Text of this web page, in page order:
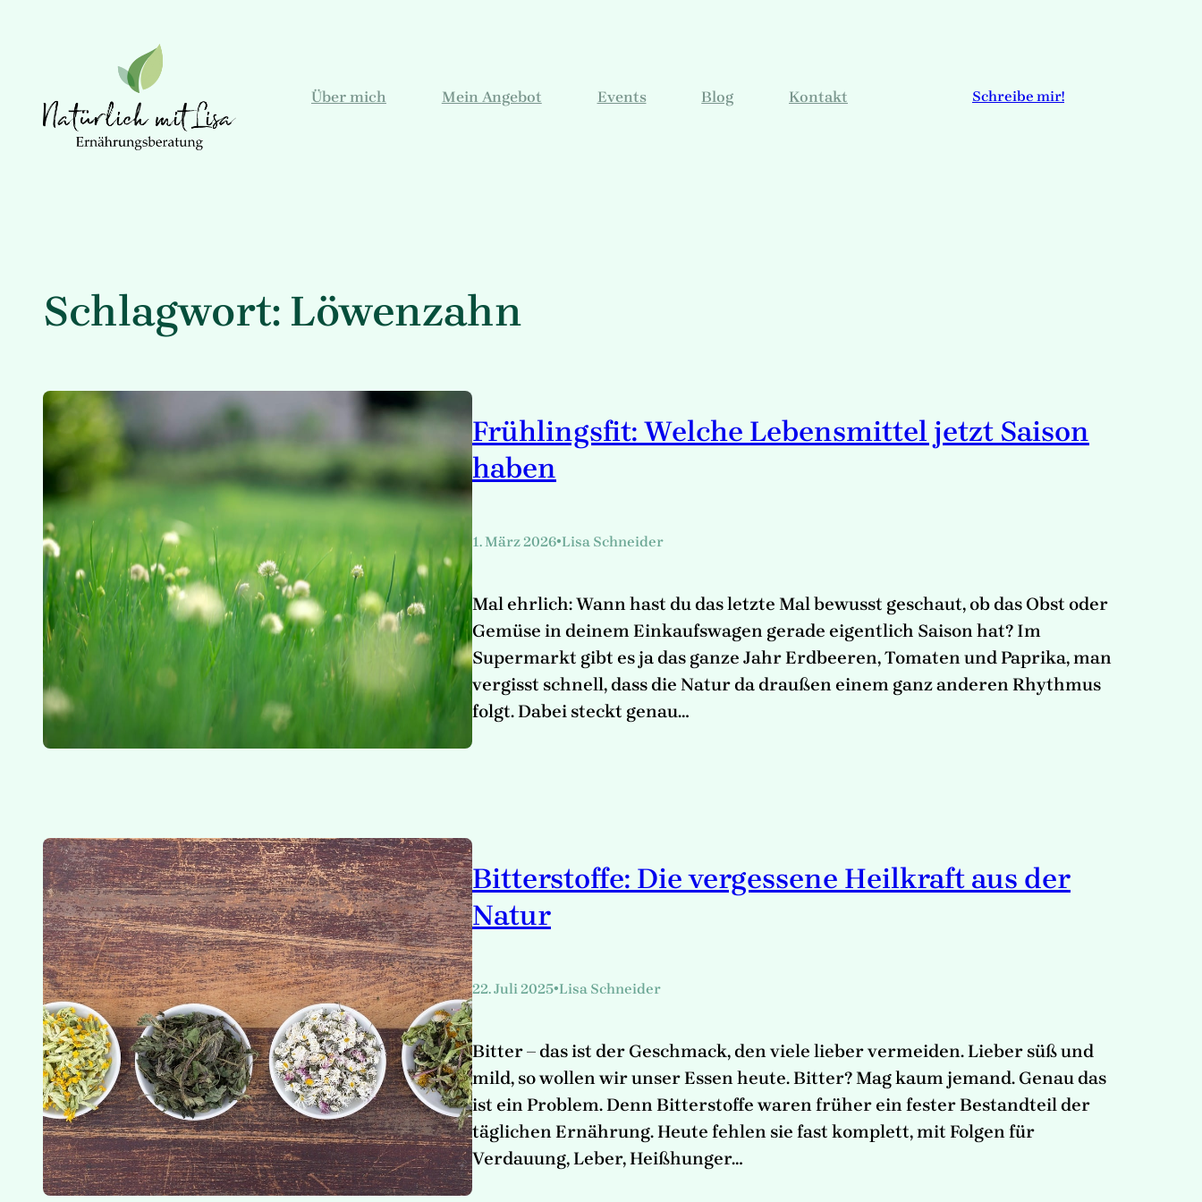
Über mich Mein Angebot Events Blog Kontakt Schreibe mir!
Schlagwort: Löwenzahn
Frühlingsfit: Welche Lebensmittel jetzt Saison
haben
1. März 2026•Lisa Schneider
Mal ehrlich: Wann hast du das letzte Mal bewusst geschaut, ob das Obst oder
Gemüse in deinem Einkaufswagen gerade eigentlich Saison hat? Im
Supermarkt gibt es ja das ganze Jahr Erdbeeren, Tomaten und Paprika, man
vergisst schnell, dass die Natur da draußen einem ganz anderen Rhythmus
folgt. Dabei steckt genau…
Bitterstoffe: Die vergessene Heilkraft aus der
Natur
22. Juli 2025•Lisa Schneider
Bitter – das ist der Geschmack, den viele lieber vermeiden. Lieber süß und
mild, so wollen wir unser Essen heute. Bitter? Mag kaum jemand. Genau das
ist ein Problem. Denn Bitterstoffe waren früher ein fester Bestandteil der
täglichen Ernährung. Heute fehlen sie fast komplett, mit Folgen für
Verdauung, Leber, Heißhunger…